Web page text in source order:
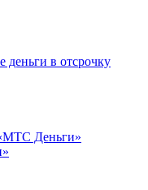
в отсрочку
Деньги»